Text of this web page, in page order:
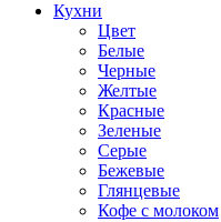
Кухни
Цвет
Белые
Черные
Желтые
Красные
Зеленые
Серые
Бежевые
Глянцевые
Кофе с молоком